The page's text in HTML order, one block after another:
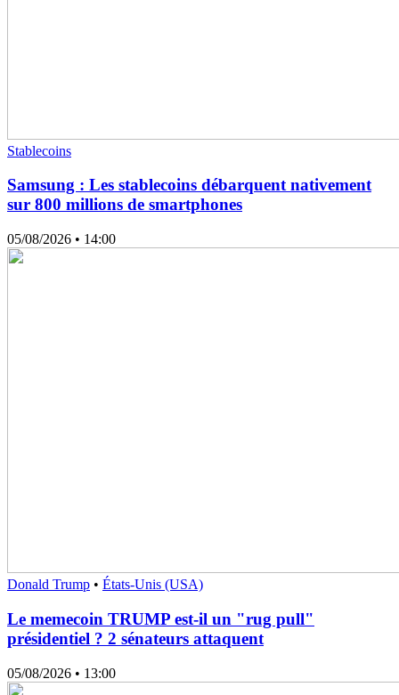
Stablecoins
Samsung : Les stablecoins débarquent nativement
sur 800 millions de smartphones
05/08/2026 • 14:00
Donald Trump • États-Unis (USA)
Le memecoin TRUMP est-il un "rug pull"
présidentiel ? 2 sénateurs attaquent
05/08/2026 • 13:00